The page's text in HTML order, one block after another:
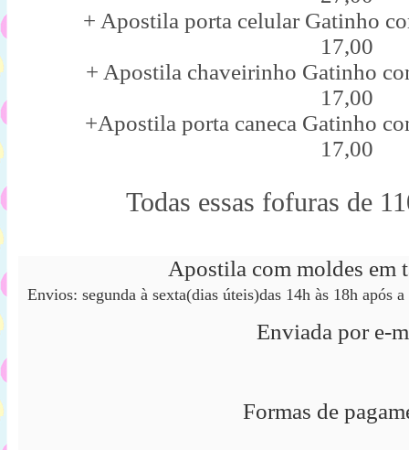
+ Apostila porta celular Gatinho
17,00
+ Apostila chaveirinho Gatinho
17,00
+Apostila porta caneca Gatinho
17,00
Todas essas fofuras de
Apostila com moldes em
Envios: segunda à sexta(dias úteis)das 14h às 18h após
Enviada por e-
Formas de